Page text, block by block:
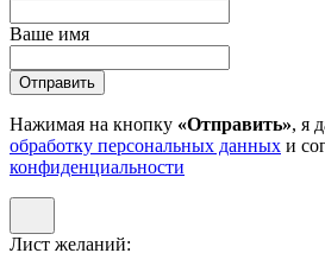
Ваше имя
Отправить
Нажимая на кнопку «Отправить», я
обработку персональных данных и
конфиденциальности
Лист желаний: